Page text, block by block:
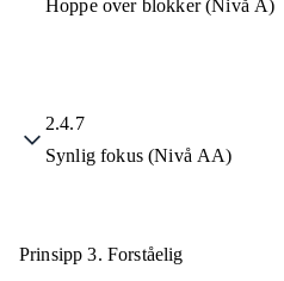
Hoppe over blokker (Nivå A)
2.4.7
Synlig fokus (Nivå AA)
Prinsipp 3. Forståelig